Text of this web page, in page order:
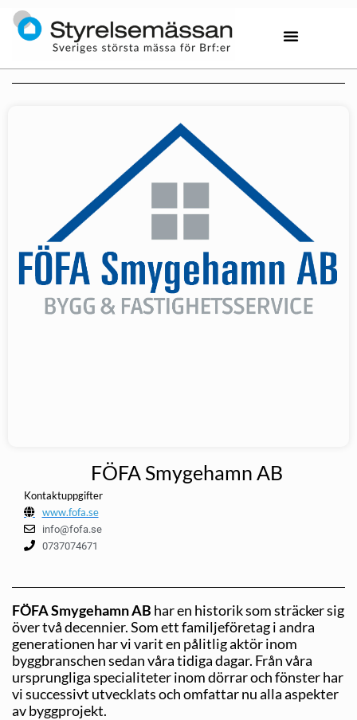
FÖFA Smygehamn AB
Kontaktuppgifter
www.fofa.se
info@fofa.se
0737074671
FÖFA Smygehamn AB har en historik som sträcker sig
över två decennier. Som ett familjeföretag i andra
generationen har vi varit en pålitlig aktör inom
byggbranschen sedan våra tidiga dagar. Från våra
ursprungliga specialiteter inom dörrar och fönster har
vi successivt utvecklats och omfattar nu alla aspekter
av byggprojekt.